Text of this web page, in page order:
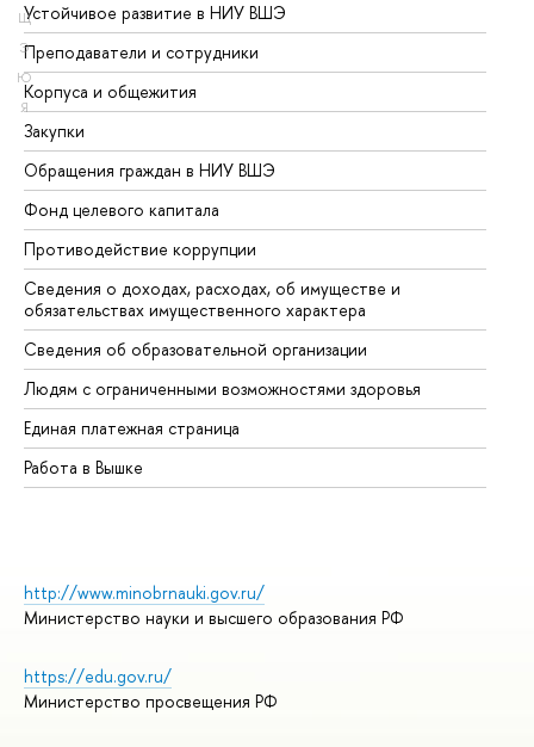
Щ
Э
Ю
Я
Устойчивое развитие в НИУ ВШЭ
Преподаватели и сотрудники
Корпуса и общежития
Закупки
Обращения граждан в НИУ ВШЭ
Фонд целевого капитала
Противодействие коррупции
Сведения о доходах, расходах, об имуществе и
обязательствах имущественного характера
Сведения об образовательной организации
Людям с ограниченными возможностями здоровья
Единая платежная страница
Работа в Вышке
http://www.minobrnauki.gov.ru/
Министерство науки и высшего образования РФ
https://edu.gov.ru/
Министерство просвещения РФ